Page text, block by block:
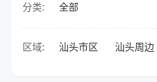
分类: 全部
区域: 汕头市区 汕头周边